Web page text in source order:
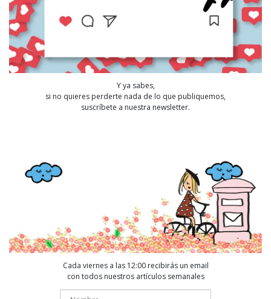
Y ya sabes,
si no quieres perderte nada de lo que publiquemos,
suscríbete a nuestra newsletter.
Cada viernes a las 12:00 recibirás un email
con todos nuestros artículos semanales